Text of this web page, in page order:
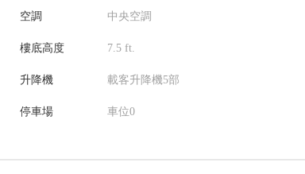
空調 中央空調
樓底高度 7.5 ft.
升降機 載客升降機5部
停車場 車位0